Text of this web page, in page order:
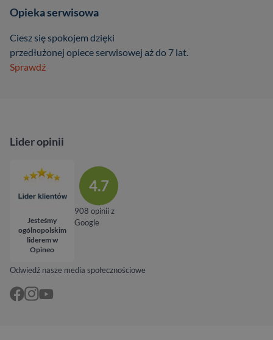
Opieka serwisowa
Ciesz się spokojem dzięki
przedłużonej opiece serwisowej aż do 7 lat.
Sprawdź
Odwiedź nasze media społecznościowe
Lider opinii
Jesteśmy
ogólnopolskim
liderem w
Opineo
4.7
908 opinii z
Google